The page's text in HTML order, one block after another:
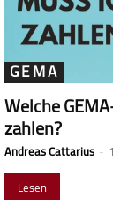
GEMA
Welche
zahlen?
Andreas Cattarius -
Lesen